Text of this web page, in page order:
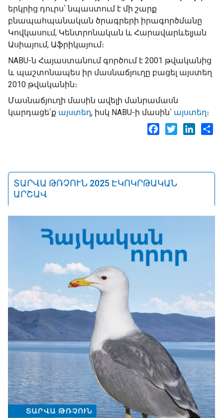
երկրից դուրս՝ նպաստում է մի շարք
բնապահպանական ծրագրերի իրագործմանը
Կովկասում, Կենտրոնական և Հարավարևելյան
Ասիայում, Աֆրիկայում։
NABU-ն Հայաստանում գործում է 2001 թվականից
և պաշտոնապես իր մասնաճյուղը բացել այստեղ
2010 թվականին։
Մասնաճյուղի մասին ավելի մանրամասն
կարդացե՛ք այստեղ, իսկ NABU-ի մասին՝ այստեղ։
Facebook
Twitter
ՏԱՐՎԱ ԹՌՉՈՒՆ 2025 ԷԿՈԿՐԹԱԿԱՆ
ԱՐՇԱՎ